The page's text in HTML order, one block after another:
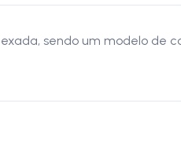
sendo um modelo de